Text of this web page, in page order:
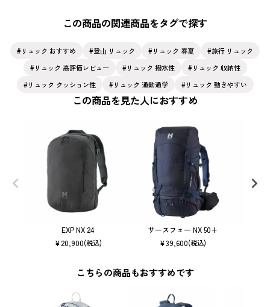
この商品の関連商品をタグで探す
リュック おすすめ 登山 リュック リュック 春夏
旅行 リュック
リュック 高評価レビュー
リュック 撥水性
リュック 収納性
リュック クッション性
リュック 通勤通学 リュック 動きやすい
この商品を見た人におすすめ
EXP NX 24
¥20,900(税込)
サースフェー NX 50+
¥39,600(税込)
こちらの商品もおすすめです